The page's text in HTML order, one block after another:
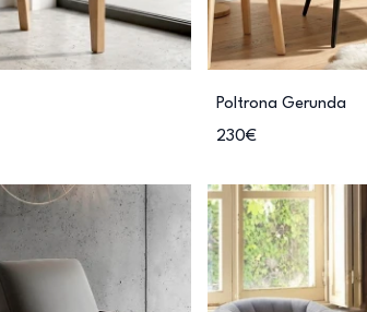
Poltrona Gerunda
230€